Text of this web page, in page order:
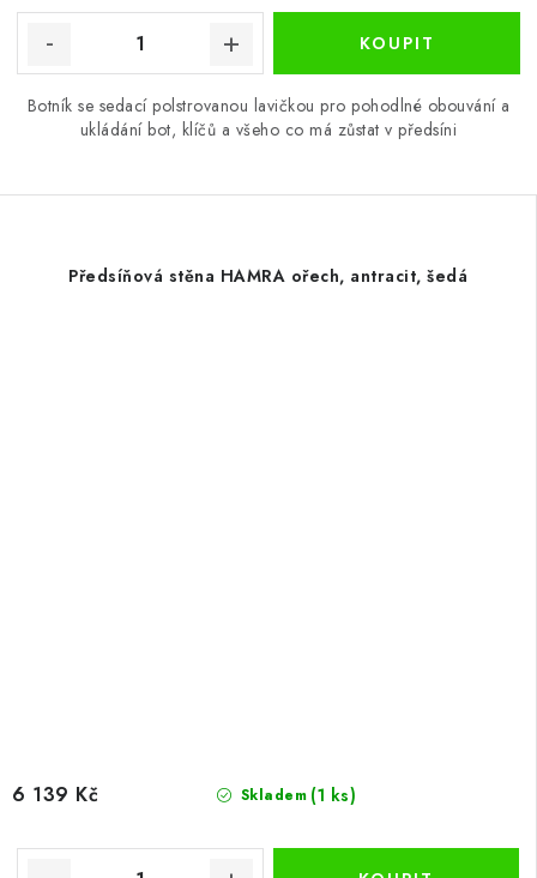
Botník se sedací polstrovanou lavičkou pro pohodlné obouvání a
ukládání bot, klíčů a všeho co má zůstat v předsíni
Předsíňová stěna HAMRA ořech, antracit, šedá
Skladem (1 ks)
6 139 Kč